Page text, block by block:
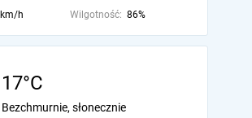
h Wilgotność: 86%
17°C
Bezchmurnie, słonecznie